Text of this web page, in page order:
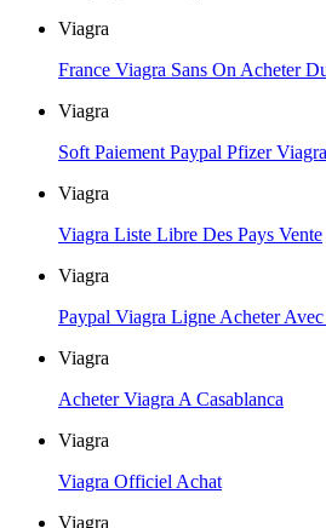
Viagra
France Viagra Sans On Acheter
Viagra
Soft Paiement Paypal Pfizer
Viagra
Viagra Liste Libre Des Pays Vente
Viagra
Paypal Viagra Ligne Acheter
Viagra
Acheter Viagra A Casablanca
Viagra
Viagra Officiel Achat
Viagra